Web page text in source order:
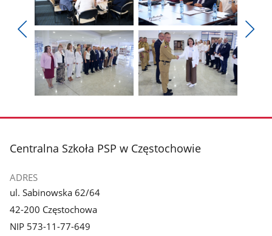
Pokaż
poprzednie
zdjęcia
Pokaż
zdjęcie
1
z
galerii.
Pokaż
zdjęcie
2
z
galerii.
zdjęcie
galerii.
zdjęcie
galerii.
stopka
Centralna Szkoła PSP w Częstochowie
ADRES
ul. Sabinowska 62/64
42-200 Częstochowa
NIP 573-11-77-649